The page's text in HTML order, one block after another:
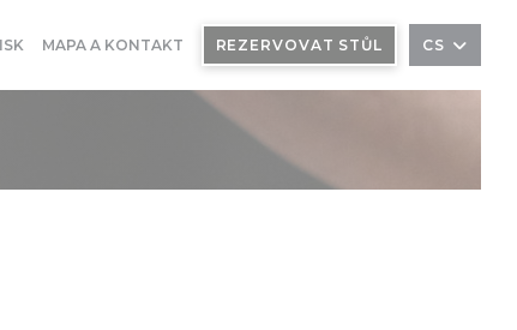
MAPA A KONTAKT REZERVOVAT STŮL CS